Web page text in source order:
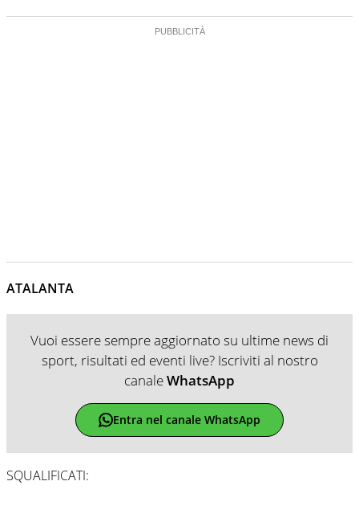
ATALANTA
Vuoi essere sempre aggiornato su ultime news di
sport, risultati ed eventi live? Iscriviti al nostro
canaleWhatsApp
Entra nel canale WhatsApp
SQUALIFICATI: